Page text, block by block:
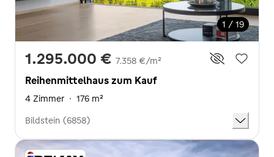
1 / 19
1.295.000 € 7.358 €/m²
Reihenmittelhaus zum Kauf
4 Zimmer · 176 m²
Bildstein (6858)